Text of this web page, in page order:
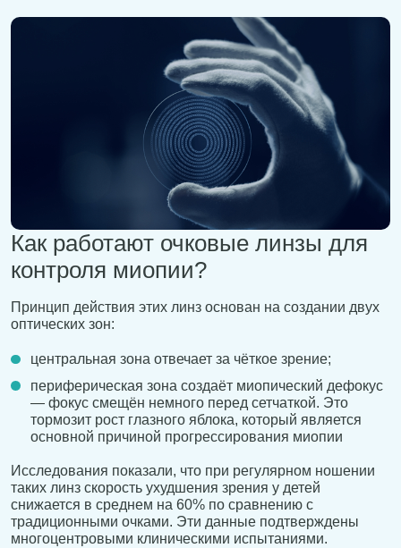
Как работают очковые линзы для
контроля миопии?
Принцип действия этих линз основан на создании двух
оптических зон:
центральная зона отвечает за чёткое зрение;
периферическая зона создаёт миопический дефокус
— фокус смещён немного перед сетчаткой. Это
тормозит рост глазного яблока, который является
основной причиной прогрессирования миопии
Исследования показали, что при регулярном ношении
таких линз скорость ухудшения зрения у детей
снижается в среднем на 60% по сравнению с
традиционными очками. Эти данные подтверждены
многоцентровыми клиническими испытаниями.